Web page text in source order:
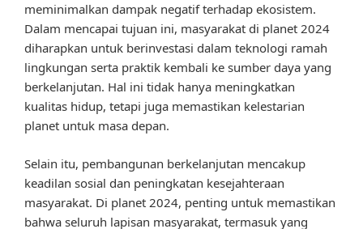
meminimalkan dampak negatif terhadap ekosistem.
Dalam mencapai tujuan ini, masyarakat di planet 2024
diharapkan untuk berinvestasi dalam teknologi ramah
lingkungan serta praktik kembali ke sumber daya yang
berkelanjutan. Hal ini tidak hanya meningkatkan
kualitas hidup, tetapi juga memastikan kelestarian
planet untuk masa depan.
Selain itu, pembangunan berkelanjutan mencakup
keadilan sosial dan peningkatan kesejahteraan
masyarakat. Di planet 2024, penting untuk memastikan
bahwa seluruh lapisan masyarakat, termasuk yang